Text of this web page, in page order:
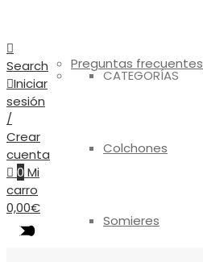
Preguntas frecuentes
CATEGORÍAS
Colchones
Somieres
Search
Iniciar
sesión
/
Crear
cuenta
0 Mi
carro
0,00€